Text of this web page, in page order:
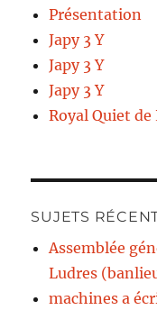
Présentation
Japy 3 Y
Japy 3 Y
Japy 3 Y
Royal Quiet de
SUJETS
Assemblée
Ludres
machines a